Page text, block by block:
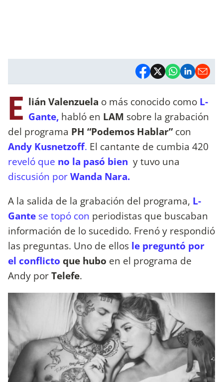
E lián Valenzuela o más conocido como L-
Gante, habló en LAM sobre la grabación
del programa PH “Podemos Hablar”con
Andy Kusnetzoff. El cantante de cumbia 420
reveló que no la pasó bien ytuvo una
discusión porWanda Nara.
A la salida de la grabación del programa, L-
Gante se topó con periodistas que buscaban
información de lo sucedido. Frenó y respondió
las preguntas. Uno de ellos le preguntó por
el conflicto que hubo en el programa de
Andy porTelefe.